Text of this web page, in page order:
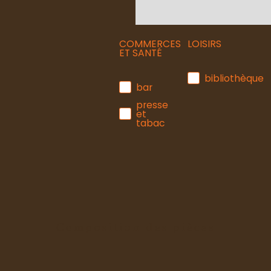
COMMERCES
ET SANTÉ
bar
presse
et
tabac
LOISIRS
bibliothèque